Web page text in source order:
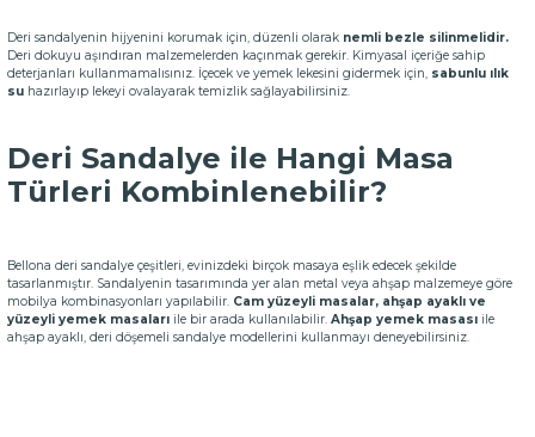
Deri sandalyenin hijyenini korumak için, düzenli olarak nemli bezle silinmelidir.
Deri dokuyu aşındıran malzemelerden kaçınmak gerekir. Kimyasal içeriğe sahip
deterjanları kullanmamalısınız. İçecek ve yemek lekesini gidermek için, sabunlu ılık
su hazırlayıp lekeyi ovalayarak temizlik sağlayabilirsiniz.
Deri Sandalye ile Hangi Masa
Türleri Kombinlenebilir?
Bellona deri sandalye çeşitleri, evinizdeki birçok masaya eşlik edecek şekilde
tasarlanmıştır. Sandalyenin tasarımında yer alan metal veya ahşap malzemeye göre
mobilya kombinasyonları yapılabilir. Cam yüzeyli masalar, ahşap ayaklı ve
yüzeyli yemek masaları ile bir arada kullanılabilir. Ahşap yemek masası ile
ahşap ayaklı, deri döşemeli sandalye modellerini kullanmayı deneyebilirsiniz.